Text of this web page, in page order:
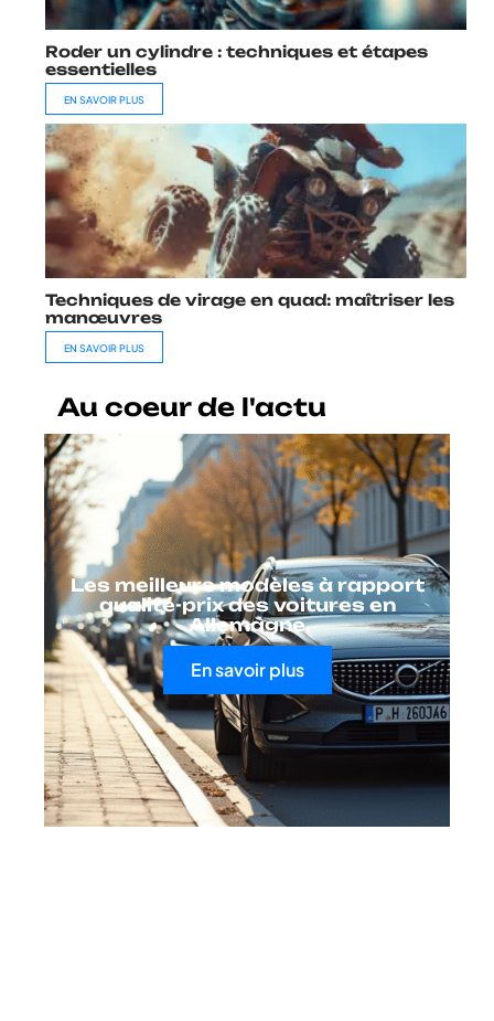
Roder un cylindre : techniques et étapes
essentielles
EN SAVOIR PLUS
Techniques de virage en quad: maîtriser les
manœuvres
EN SAVOIR PLUS
Au coeur de l'actu
Les meilleurs modèles à rapport
qualité-prix des voitures en
Allemagne
En savoir plus